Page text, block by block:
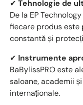
✔ Tehnologie de
De la EP
fiecare produs
constantă și
✔ Instrumente
BaBylissPRO este
saloane, academii
internaționale.